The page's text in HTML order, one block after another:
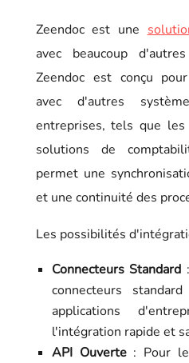
Zeendoc est une
avec beaucoup
Zeendoc est conçu
avec d'autres
entreprises, tels que les
solutions de
permet une
et une continuité des
Les possibilités
Connecteurs Standard
connecteurs
applications
l'intégration rapide et
API Ouverte: Pour